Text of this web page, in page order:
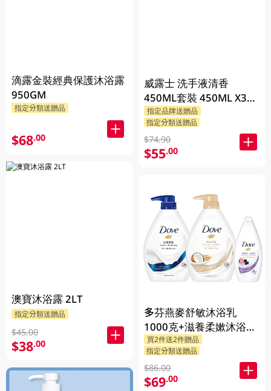
滴露金裝經典保護沐浴露
950GM
指定分類送贈品
$68.00
澳寶沐浴露 2LT
指定分類送贈品
$45.00
$38.00
威露士 洗手液清香
450ML套裝 450ML X3
BP
指定品牌送贈品
指定分類送贈品
$74.90
$55.00
多芬燕麥舒敏沐浴乳
1000克+滋養柔嫰沐浴乳
1000克+Dove沐浴乳200
克 (隨機發送) 1PK
買2件送2件贈品
指定分類送贈品
$86.00
$69.00